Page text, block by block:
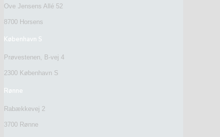
Ove Jensens Allé 52
8700 Horsens
København S
Prøvestenen, B-vej 4
2300 København S
Rønne
Rabækkevej 2
3700 Rønne